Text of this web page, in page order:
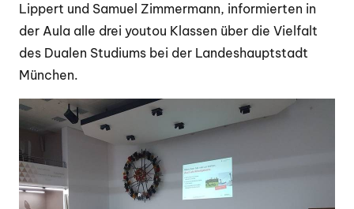
Lippert und Samuel Zimmermann, informierten in
der Aula alle drei youtou Klassen über die Vielfalt
des Dualen Studiums bei der Landeshauptstadt
München.